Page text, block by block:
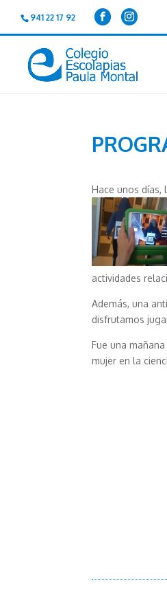
941 22 17 92
Hace unos días,
actividades
Además, una
disfrutamos
Fue una
mujer en la